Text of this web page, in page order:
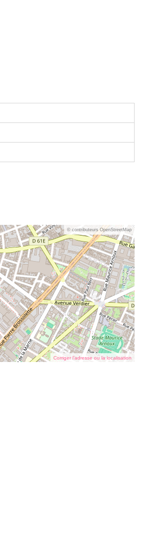
© contributeurs OpenStreetMap
Corriger l’adresse ou la localisation